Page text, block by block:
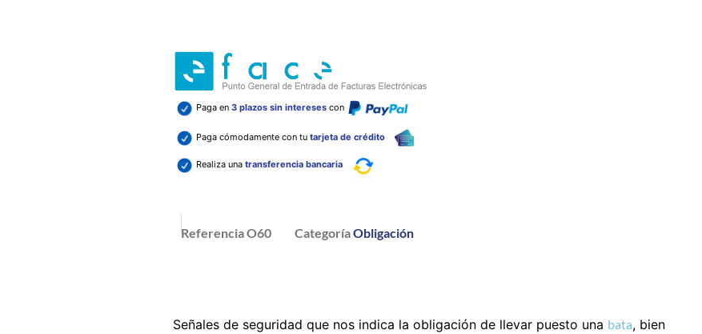
Paga en 3 plazos sin intereses con
Paga cómodamente con tu tarjeta de crédito
Realiza una transferencia bancaria
ReferenciaO60 CategoríaObligación
Señales de seguridad que nos indica la obligación de llevar puesto una bata, bien